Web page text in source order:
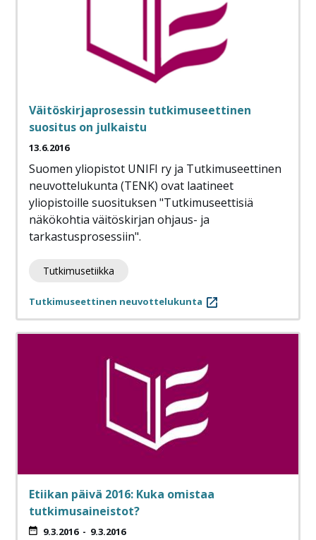
Väitöskirjaprosessin tutkimuseettinen
suositus on julkaistu
13.6.2016
Suomen yliopistot UNIFI ry ja Tutkimuseettinen
neuvottelukunta (TENK) ovat laatineet
yliopistoille suosituksen "Tutkimuseettisiä
näkökohtia väitöskirjan ohjaus- ja
tarkastusprosessiin".
Tutkimusetiikka
Tutkimuseettinen neuvottelukunta
Etiikan päivä 2016: Kuka omistaa
tutkimusaineistot?
9.3.2016- 9.3.2016